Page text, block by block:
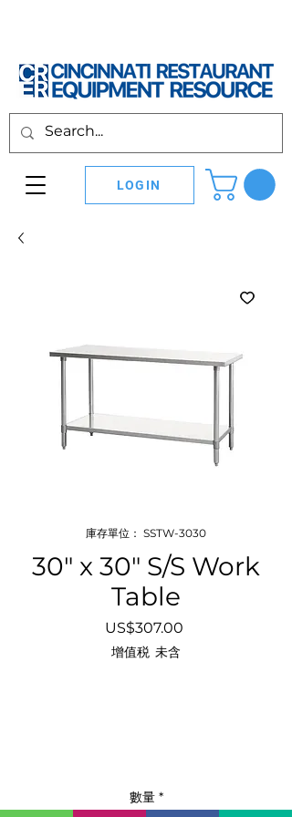
LOGIN
庫存單位： SSTW-3030
30″ x 30″ S/S Work
Table
US$307.00價
增值税 未含
數量 *